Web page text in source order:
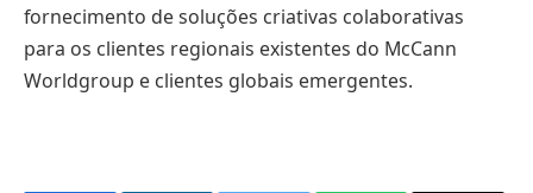
fornecimento de soluções criativas colaborativas
para os clientes regionais existentes do McCann
Worldgroup e clientes globais emergentes.